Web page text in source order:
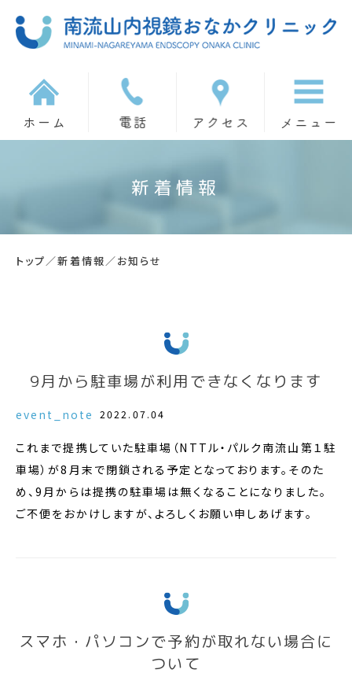
新着情報
トップ／新着情報／お知らせ
9月から駐車場が利用できなくなります
event_note 2022.07.04
これまで提携していた駐車場（NTTル・パルク南流山第１駐
車場）が8月末で閉鎖される予定となっております。そのた
め、9月からは提携の駐車場は無くなることになりました。
ご不便をおかけしますが、よろしくお願い申しあげます。
スマホ・パソコンで予約が取れない場合に
ついて